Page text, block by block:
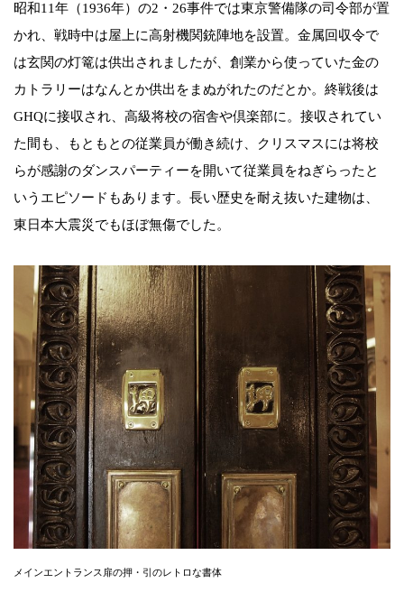
昭和11年（1936年）の2・26事件では東京警備隊の司令部が置
かれ、戦時中は屋上に高射機関銃陣地を設置。金属回収令で
は玄関の灯篭は供出されましたが、創業から使っていた金の
カトラリーはなんとか供出をまぬがれたのだとか。終戦後は
GHQに接収され、高級将校の宿舎や倶楽部に。接収されてい
た間も、もともとの従業員が働き続け、クリスマスには将校
らが感謝のダンスパーティーを開いて従業員をねぎらったと
いうエピソードもあります。長い歴史を耐え抜いた建物は、
東日本大震災でもほぼ無傷でした。
メインエントランス扉の押・引のレトロな書体